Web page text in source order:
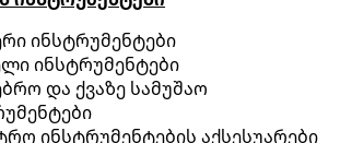
ინსტრუმენტები
ინსტრუმენტები
და ქვაზე სამუშაო
ინსტრუმენტების აქსესუარები